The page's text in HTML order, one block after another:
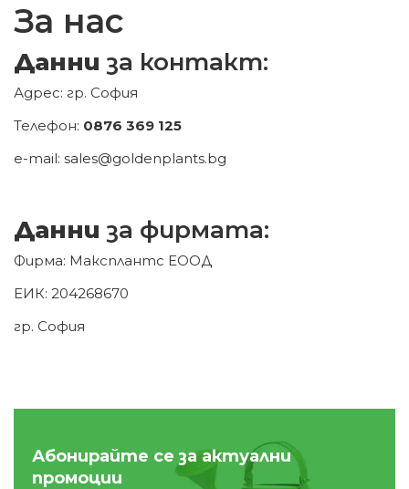
За нас
Данни за контакт:
Адрес: гр. София
Телефон: 0876 369 125
e-mail: sales@goldenplants.bg
Данни за фирмата:
Фирма: Максплантс ЕООД
ЕИК: 204268670
гр. София
Абонирайте се за актуални
промоции